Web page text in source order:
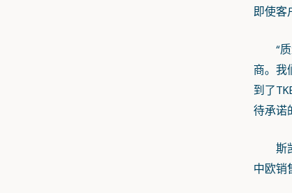
即使客
“质
商。我
到了
待承诺
斯凯
中欧销